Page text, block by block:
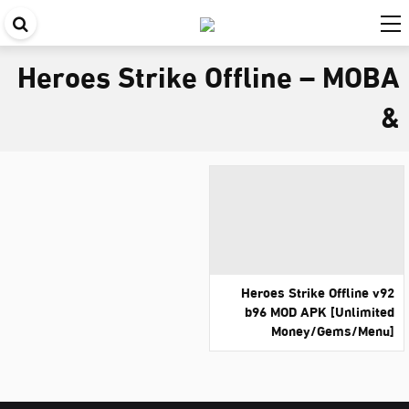
Heroes Strike Offline – MOBA
&
Heroes Strike Offline v92
b96 MOD APK [Unlimited
Money/Gems/Menu]